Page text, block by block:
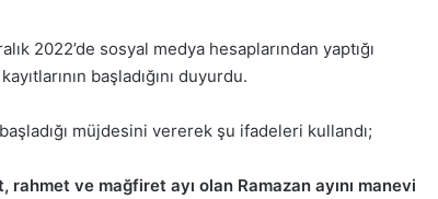
2022’de sosyal medya hesaplarından yaptığı
başladığını duyurdu.
müjdesini vererek şu ifadeleri kullandı;
rahmet ve mağfiret ayı olan Ramazan ayını manevi